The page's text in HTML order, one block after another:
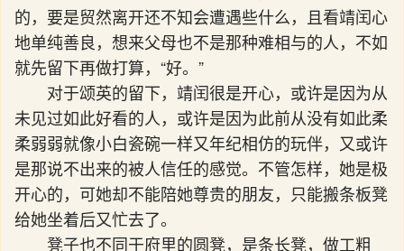
的，要是贸然离开还不知会遭遇些什么，且看靖闰心
地单纯善良，想来父母也不是那种难相与的人，不如
就先留下再做打算，“好。”
对于颂英的留下，靖闰很是开心，或许是因为从
未见过如此好看的人，或许是因为此前从没有如此柔
柔弱弱就像小白瓷碗一样又年纪相仿的玩伴，又或许
是那说不出来的被人信任的感觉。不管怎样，她是极
开心的，可她却不能陪她尊贵的朋友，只能搬条板凳
给她坐着后又忙去了。
凳子也不同于府里的圆凳，是条长凳，做工粗